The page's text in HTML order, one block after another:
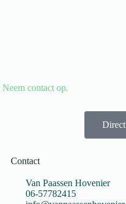
contact op.
Contact
Van Paassen Hovenier
06-57782415